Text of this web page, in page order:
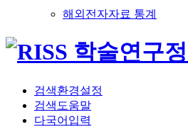
해외전자자료 통계
검색환경설정
검색도움말
다국어입력